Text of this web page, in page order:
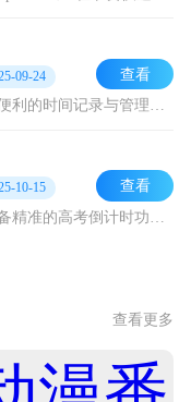
09-24
万能计时器软件，一款极为便利的时间记录与管理软件。它能为用户在各类场景下提供计时服务，线上功能丰富多样，操作简便。用户可轻松创建个人待办事件及对应的时间，即便同
查看
10-15 查看
查看更多